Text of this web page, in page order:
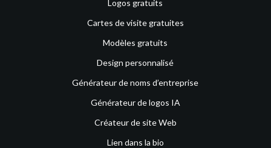
Logos gratuits
Cartes de visite gratuites
Modèles gratuits
Design personnalisé
Générateur de noms d’entreprise
Générateur de logos IA
Créateur de site Web
Lien dans la bio